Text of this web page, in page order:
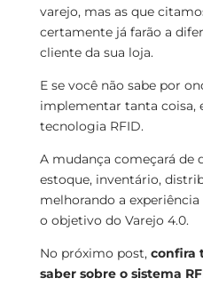
varejo, mas as que
certamente já farão a
cliente da sua loja.
E se você não sabe por
implementar tanta coisa,
tecnologia RFID.
A mudança começará de
estoque, inventário,
melhorando a
o objetivo do Varejo 4.0.
No próximo post, confira
saber sobre o sistema